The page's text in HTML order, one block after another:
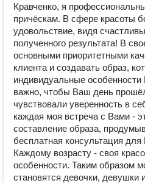
Кравченко, я
причёскам. В сфере красоты
удовольствие, видя
полученного результата! В
основными приоритетными
клиента и создавать образ,
индивидуальные
важно, чтобы Ваш день
чувствовали уверенность в
каждая моя встреча с Вами -
составление образа,
бесплатная консультация
Каждому возрасту - своя
особенности. Таким образом
становятся девочки, девушки